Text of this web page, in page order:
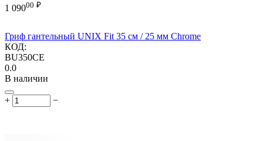
1 09000 ₽
Гриф гантельный UNIX Fit 35 см / 25 мм Chrome
КОД:
BU350CE
0.0
В наличии
+ −